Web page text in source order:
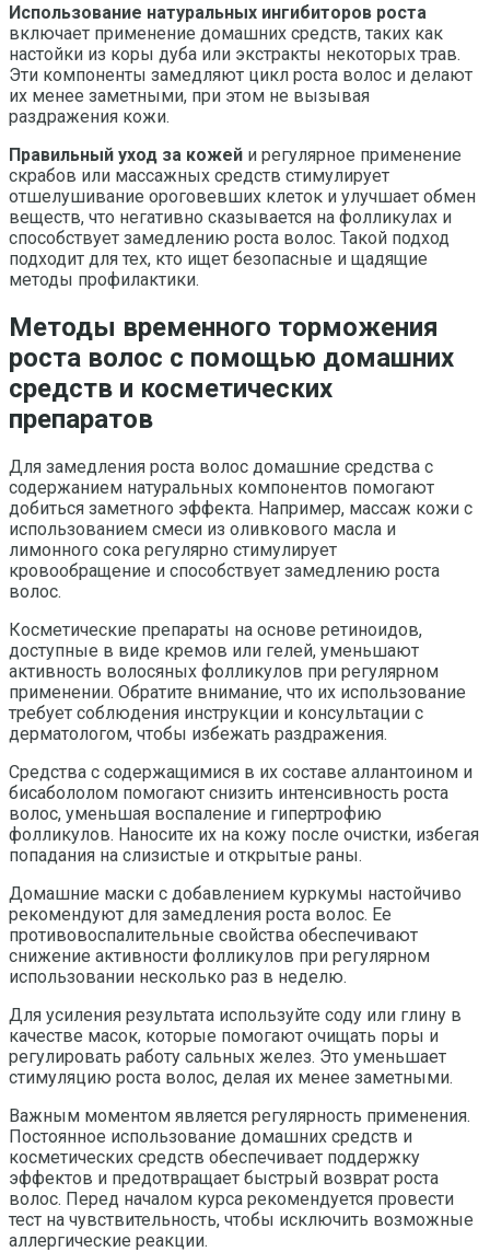
Использование натуральных ингибиторов роста
включает применение домашних средств, таких как
настойки из коры дуба или экстракты некоторых трав.
Эти компоненты замедляют цикл роста волос и делают
их менее заметными, при этом не вызывая
раздражения кожи.
Правильный уход за кожей и регулярное применение
скрабов или массажных средств стимулирует
отшелушивание ороговевших клеток и улучшает обмен
веществ, что негативно сказывается на фолликулах и
способствует замедлению роста волос. Такой подход
подходит для тех, кто ищет безопасные и щадящие
методы профилактики.
Методы временного торможения
роста волос с помощью домашних
средств и косметических
препаратов
Для замедления роста волос домашние средства с
содержанием натуральных компонентов помогают
добиться заметного эффекта. Например, массаж кожи с
использованием смеси из оливкового масла и
лимонного сока регулярно стимулирует
кровообращение и способствует замедлению роста
волос.
Косметические препараты на основе ретиноидов,
доступные в виде кремов или гелей, уменьшают
активность волосяных фолликулов при регулярном
применении. Обратите внимание, что их использование
требует соблюдения инструкции и консультации с
дерматологом, чтобы избежать раздражения.
Средства с содержащимися в их составе аллантоином и
бисабололом помогают снизить интенсивность роста
волос, уменьшая воспаление и гипертрофию
фолликулов. Наносите их на кожу после очистки, избегая
попадания на слизистые и открытые раны.
Домашние маски с добавлением куркумы настойчиво
рекомендуют для замедления роста волос. Ее
противовоспалительные свойства обеспечивают
снижение активности фолликулов при регулярном
использовании несколько раз в неделю.
Для усиления результата используйте соду или глину в
качестве масок, которые помогают очищать поры и
регулировать работу сальных желез. Это уменьшает
стимуляцию роста волос, делая их менее заметными.
Важным моментом является регулярность применения.
Постоянное использование домашних средств и
косметических средств обеспечивает поддержку
эффектов и предотвращает быстрый возврат роста
волос. Перед началом курса рекомендуется провести
тест на чувствительность, чтобы исключить возможные
аллергические реакции.